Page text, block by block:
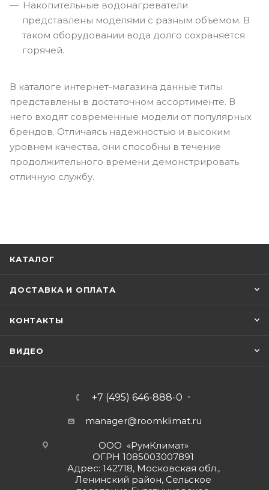
Накопительные водонагреватели
представлены моделями с разным объемом. В
таком оборудовании вода долго сохраняется
горячей.
В каталоге интернет-магазина данные типы
представлены в достаточном ассортименте. В
него входят современные модели от популярных
брендов. Отличаясь надежностью и высоким
уровнем качества, они способны в течение
продолжительного времени демонстрировать
отличную службу.
КАТАЛОГ
ДОСТАВКА И ОПЛАТА
КОНТАКТЫ
ВИДЕО
+7 (495) 646-888-0
manager@roomklimat.ru
ООО «РумКлимат»
ОГРН 1085003007891
Адрес: 142718, Московская обл.,
Ленинский район, Сельское